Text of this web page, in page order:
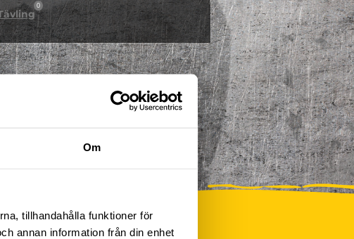
Om
tillhandahålla funktioner för
annan information från din enhet
0